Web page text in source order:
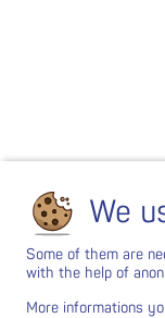
We
Some of them are
with the help of
More informations